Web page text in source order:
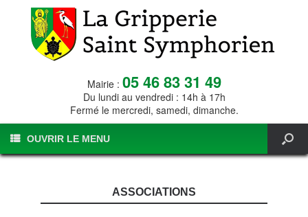
Mairie : 05 46 83 31 49
Du lundi au vendredi : 14h à 17h
Fermé le mercredi, samedi, dimanche.
OUVRIR LE MENU
ASSOCIATIONS